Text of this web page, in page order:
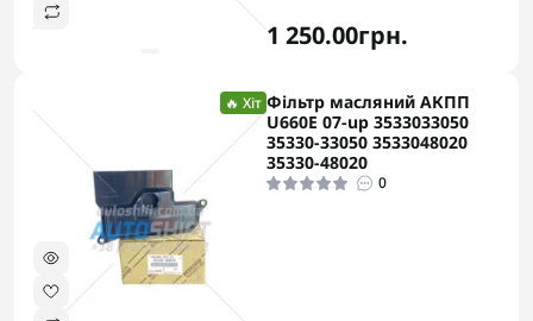
1 250.00грн.
🔥 Хіт Фільтр масляний АКПП
U660E 07-up 3533033050
35330-33050 3533048020
35330-48020
0